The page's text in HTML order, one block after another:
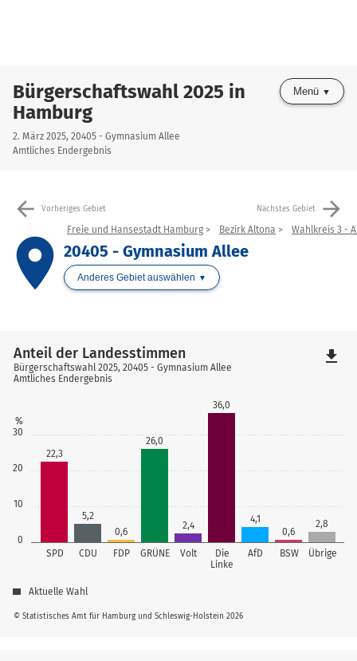
Bürgerschaftswahl 2025 in
Hamburg
2. März 2025, 20405 - Gymnasium Allee
Amtliches Endergebnis
Menü
arrow_back Vorheriges Gebiet Nächstes Gebiet arrow_forward
place
Freie und Hansestadt Hamburg Bezirk Altona Wahlkreis 3 -
20405 - Gymnasium Allee
Anderes Gebiet auswählen
0
10
20
30
%
SPD CDU FDP GRÜNE Volt
Die
Linke
AfD BSW Übrige
22,3
5,2
0,6
26,0
2,4
36,0
4,1
0,6
2,8
© Statistisches Amt für Hamburg und Schleswig-Holstein 2026
Anteil der Landesstimmen
Bürgerschaftswahl 2025, 20405 - Gymnasium Allee
Amtliches Endergebnis
Aktuelle Wahl
file_download